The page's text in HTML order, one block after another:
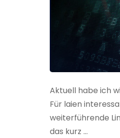
Aktuell habe ich
Für laien
weiterführende
das kurz …